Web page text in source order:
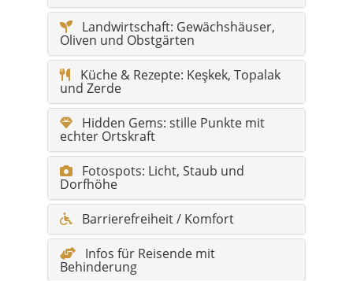
Landwirtschaft: Gewächshäuser,
Oliven und Obstgärten
Küche & Rezepte: Keşkek, Topalak
und Zerde
Hidden Gems: stille Punkte mit
echter Ortskraft
Fotospots: Licht, Staub und
Dorfhöhe
Barrierefreiheit / Komfort
Infos für Reisende mit
Behinderung